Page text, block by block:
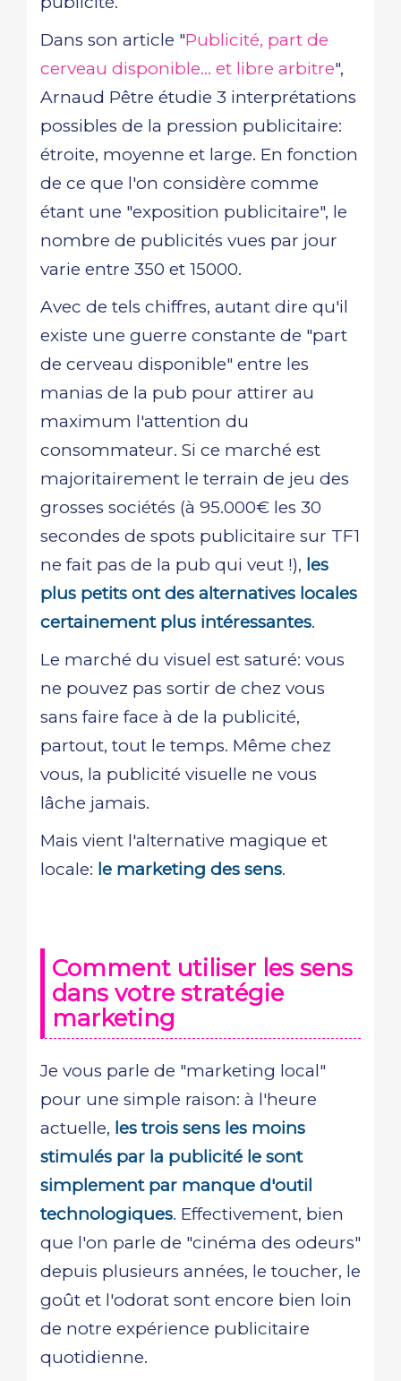
Dans son article "Publicité, part de
cerveau disponible... et libre arbitre",
Arnaud Pêtre étudie 3 interprétations
possibles de la pression publicitaire:
étroite, moyenne et large. En fonction
de ce que l'on considère comme
étant une "exposition publicitaire", le
nombre de publicités vues par jour
varie entre 350 et 15000.
Avec de tels chiffres, autant dire qu'il
existe une guerre constante de "part
de cerveau disponible" entre les
manias de la pub pour attirer au
maximum l'attention du
consommateur. Si ce marché est
majoritairement le terrain de jeu des
grosses sociétés (à 95.000€ les 30
secondes de spots publicitaire sur TF1
ne fait pas de la pub qui veut !), les
plus petits ont des alternatives locales
certainement plus intéressantes.
Le marché du visuel est saturé: vous
ne pouvez pas sortir de chez vous
sans faire face à de la publicité,
partout, tout le temps. Même chez
vous, la publicité visuelle ne vous
lâche jamais.
Mais vient l'alternative magique et
locale: le marketing des sens.
Comment utiliser les sens
dans votre stratégie
marketing
Je vous parle de "marketing local"
pour une simple raison: à l'heure
actuelle, les trois sens les moins
stimulés par la publicité le sont
simplement par manque d'outil
technologiques. Effectivement, bien
que l'on parle de "cinéma des odeurs"
depuis plusieurs années, le toucher, le
goût et l'odorat sont encore bien loin
de notre expérience publicitaire
quotidienne.